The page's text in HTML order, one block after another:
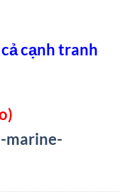
cạnh tranh
marine-